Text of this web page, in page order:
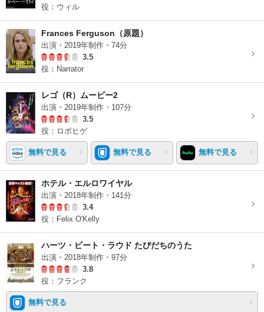
役：ウィル
Frances Ferguson（原題）
出演・2019年制作・74分
3.5
役：Narrator
レゴ（R）ムービー2
出演・2019年制作・107分
3.5
役：ロボヒゲ
無料で見る 無料で見る 無料で見る
ホテル・エルロワイヤル
出演・2018年制作・141分
3.4
役：Felix O'Kelly
ハーツ・ビート・ラウド たびだちのうた
出演・2018年制作・97分
3.8
役：フランク
無料で見る